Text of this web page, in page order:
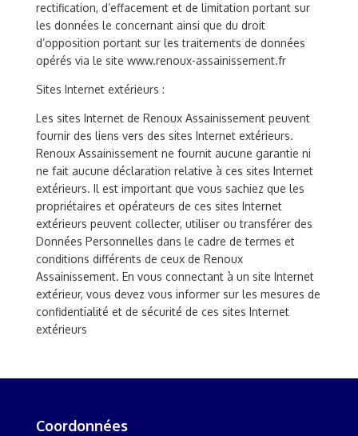
rectification, d’effacement et de limitation portant sur
les données le concernant ainsi que du droit
d’opposition portant sur les traitements de données
opérés via le site www.renoux-assainissement.fr
Sites Internet extérieurs :
Les sites Internet de Renoux Assainissement peuvent
fournir des liens vers des sites Internet extérieurs.
Renoux Assainissement ne fournit aucune garantie ni
ne fait aucune déclaration relative à ces sites Internet
extérieurs. Il est important que vous sachiez que les
propriétaires et opérateurs de ces sites Internet
extérieurs peuvent collecter, utiliser ou transférer des
Données Personnelles dans le cadre de termes et
conditions différents de ceux de Renoux
Assainissement. En vous connectant à un site Internet
extérieur, vous devez vous informer sur les mesures de
confidentialité et de sécurité de ces sites Internet
extérieurs
Coordonnées